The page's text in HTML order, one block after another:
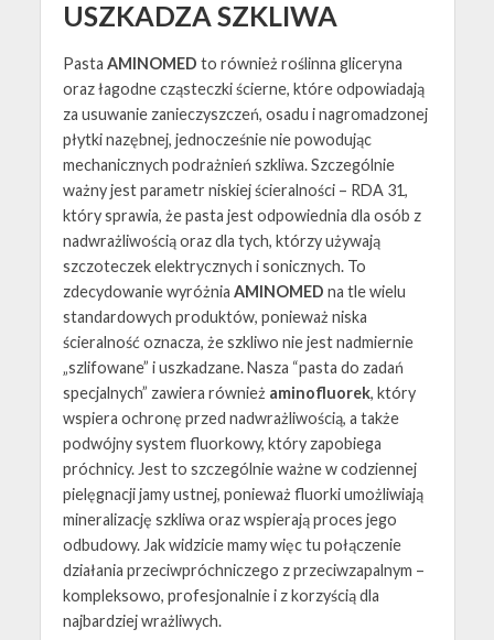
USZKADZA SZKLIWA
Pasta AMINOMED to również roślinna gliceryna
oraz łagodne cząsteczki ścierne, które odpowiadają
za usuwanie zanieczyszczeń, osadu i nagromadzonej
płytki nazębnej, jednocześnie nie powodując
mechanicznych podrażnień szkliwa. Szczególnie
ważny jest parametr niskiej ścieralności – RDA 31,
który sprawia, że pasta jest odpowiednia dla osób z
nadwrażliwością oraz dla tych, którzy używają
szczoteczek elektrycznych i sonicznych. To
zdecydowanie wyróżnia AMINOMED na tle wielu
standardowych produktów, ponieważ niska
ścieralność oznacza, że szkliwo nie jest nadmiernie
„szlifowane” i uszkadzane. Nasza “pasta do zadań
specjalnych” zawiera również aminofluorek, który
wspiera ochronę przed nadwrażliwością, a także
podwójny system fluorkowy, który zapobiega
próchnicy. Jest to szczególnie ważne w codziennej
pielęgnacji jamy ustnej, ponieważ fluorki umożliwiają
mineralizację szkliwa oraz wspierają proces jego
odbudowy. Jak widzicie mamy więc tu połączenie
działania przeciwpróchniczego z przeciwzapalnym –
kompleksowo, profesjonalnie i z korzyścią dla
najbardziej wrażliwych.